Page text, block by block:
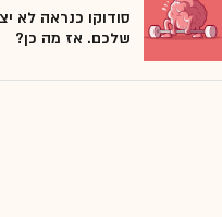
סודוקו כנראה לא
שלכם. אז מה כן?